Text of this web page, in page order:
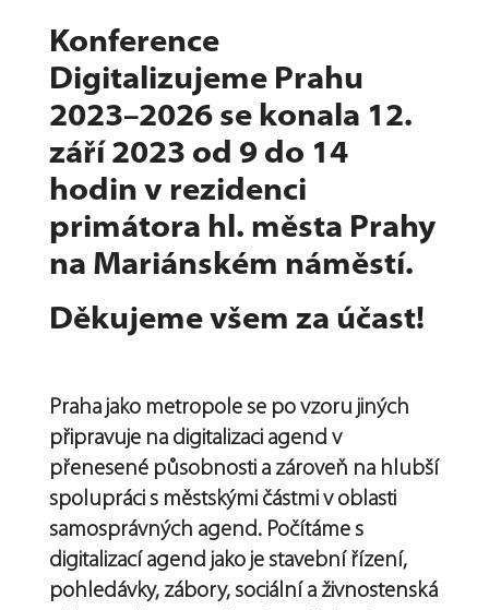
Konference
Digitalizujeme Prahu
2023–2026 se konala 12.
září 2023 od 9 do 14
hodin v rezidenci
primátora hl. města Prahy
na Mariánském náměstí.
Děkujeme všem za účast!
Praha jako metropole se po vzoru jiných
připravuje na digitalizaci agend v
přenesené působnosti a zároveň na hlubší
spolupráci s městskými částmi v oblasti
samosprávných agend. Počítáme s
digitalizací agend jako je stavební řízení,
pohledávky, zábory, sociální a živnostenská